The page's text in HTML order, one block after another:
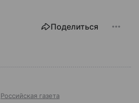
Поделиться
Российская газета